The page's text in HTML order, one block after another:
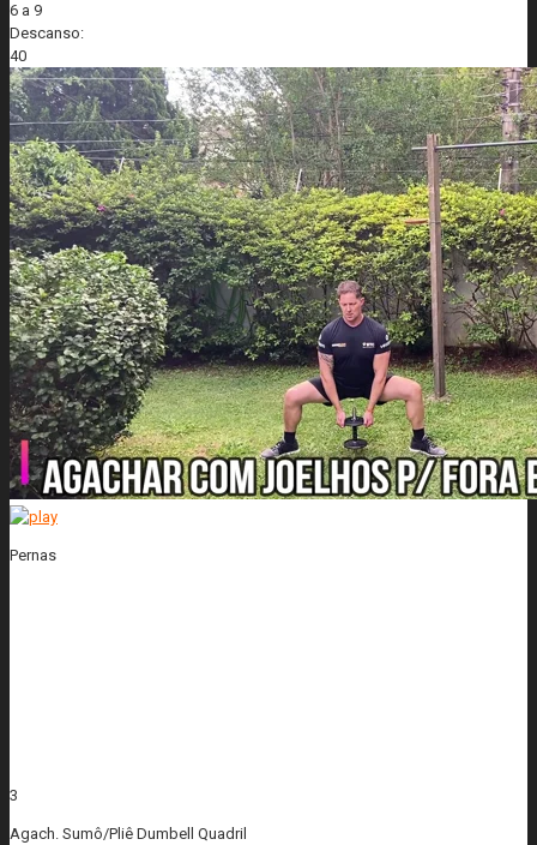
6 a 9
Descanso:
40
Pernas
3
Agach. Sumô/Pliê Dumbell Quadril